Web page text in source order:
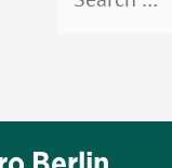
nach: